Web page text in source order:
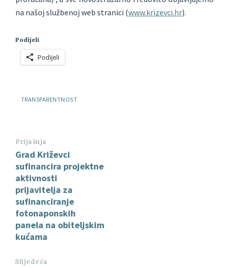
na našoj službenoj web stranici (www.krizevci.hr).
Podijeli
Podijeli
Oznake:
TRANSPARENTNOST
Prijašnja
Grad Križevci
sufinancira projektne
aktivnosti
prijavitelja za
sufinanciranje
fotonaponskih
panela na obiteljskim
kućama
Slijedeća